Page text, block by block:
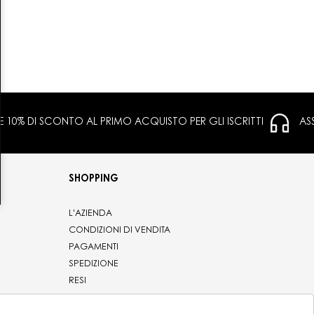
E 10% DI SCONTO AL PRIMO ACQUISTO PER GLI ISCRITTI
SHOPPING
L'AZIENDA
CONDIZIONI DI VENDITA
PAGAMENTI
SPEDIZIONE
RESI